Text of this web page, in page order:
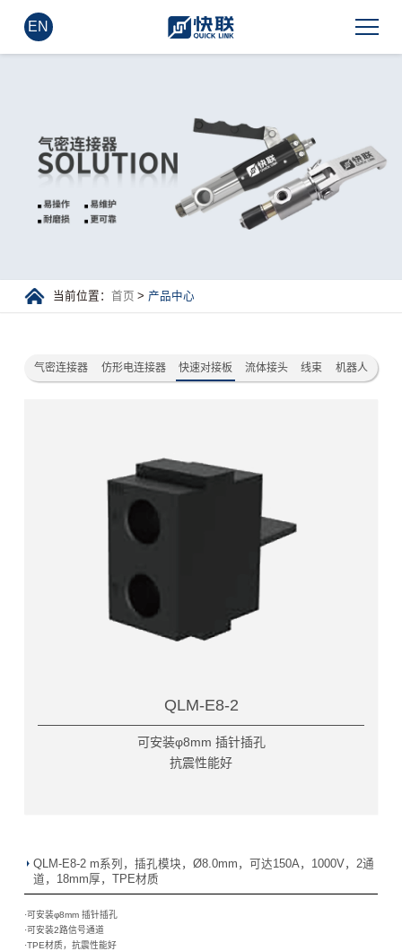
EN
当前位置：首页 > 产品中心
气密连接器 仿形电连接器 快速对接板 流体接头 线束 机器人
QLM-E8-2
可安装φ8mm 插针插孔
抗震性能好
QLM-E8-2 m系列，插孔模块，Ø8.0mm，可达150A，1000V，2通
道，18mm厚，TPE材质
·可安装φ8mm 插针插孔
·可安装2路信号通道
·TPE材质，抗震性能好